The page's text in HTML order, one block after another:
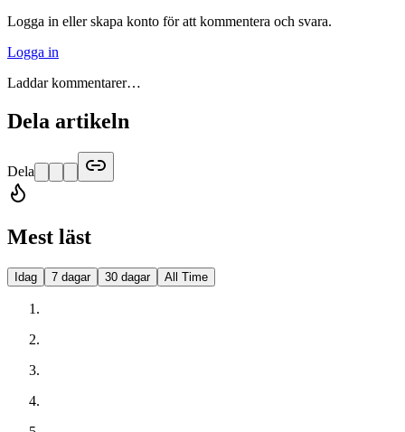
Logga in eller skapa konto för att kommentera och svara.
Logga in
Laddar kommentarer…
Dela artikeln
Dela
Mest läst
Idag 7 dagar 30 dagar All Time